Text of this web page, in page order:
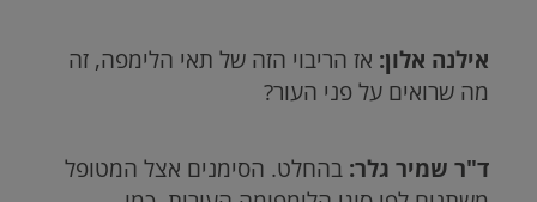
אילנה אלון: אז הריבוי הזה של תאי הלימפה, זה
מה שרואים על פני העור?
ד"ר שמיר גלר: בהחלט. הסימנים אצל המטופל